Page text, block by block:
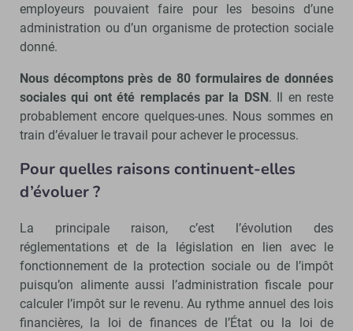
employeurs pouvaient faire pour les besoins d’une
administration ou d’un organisme de protection sociale
donné.
Nous décomptons près de 80 formulaires de données
sociales qui ont été remplacés par la DSN. Il en reste
probablement encore quelques-unes. Nous sommes en
train d’évaluer le travail pour achever le processus.
Pour quelles raisons continuent-elles
d’évoluer ?
La principale raison, c’est l’évolution des
réglementations et de la législation en lien avec le
fonctionnement de la protection sociale ou de l’impôt
puisqu’on alimente aussi l’administration fiscale pour
calculer l’impôt sur le revenu. Au rythme annuel des lois
financières, la loi de finances de l’État ou la loi de